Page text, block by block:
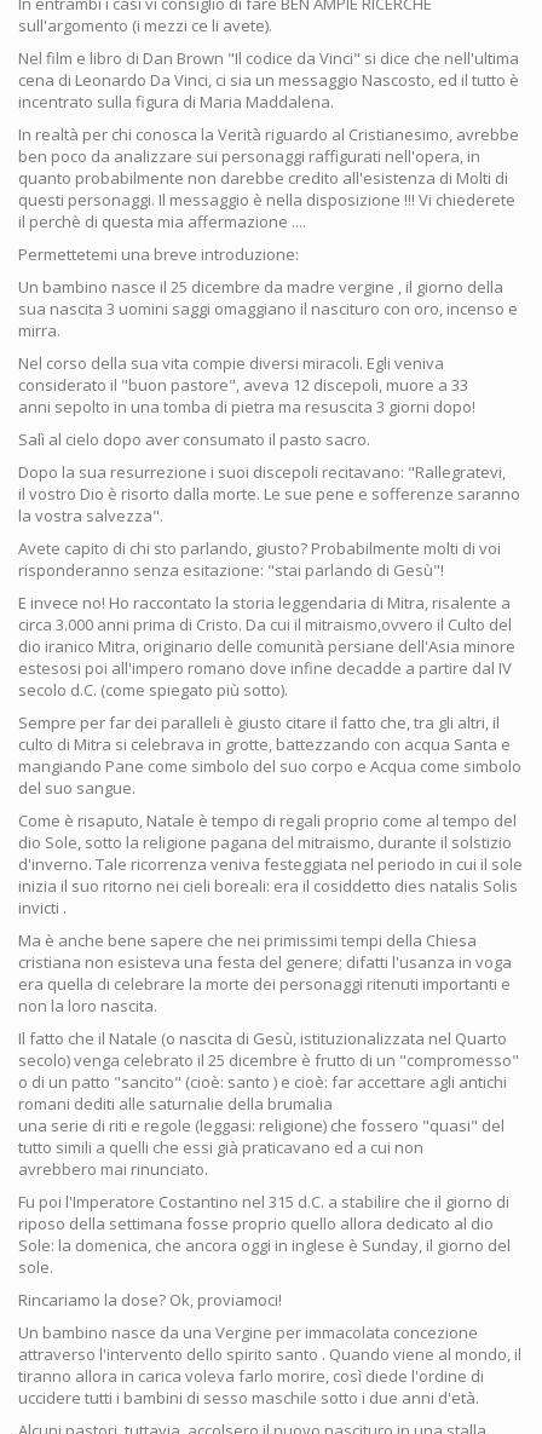
sull'argomento (i mezzi ce li avete).
Nel film e libro di Dan Brown "Il codice da Vinci" si dice che nell'ultima
cena di Leonardo Da Vinci, ci sia un messaggio Nascosto, ed il tutto è
incentrato sulla figura di Maria Maddalena.
In realtà per chi conosca la Verità riguardo al Cristianesimo, avrebbe
ben poco da analizzare sui personaggi raffigurati nell'opera, in
quanto probabilmente non darebbe credito all'esistenza di Molti di
questi personaggi. Il messaggio è nella disposizione !!! Vi chiederete
il perchè di questa mia affermazione ....
Permettetemi una breve introduzione:
Un bambino nasce il 25 dicembre da madre vergine , il giorno della
sua nascita 3 uomini saggi omaggiano il nascituro con oro, incenso e
mirra.
Nel corso della sua vita compie diversi miracoli. Egli veniva
considerato il "buon pastore", aveva 12 discepoli, muore a 33
anni sepolto in una tomba di pietra ma resuscita 3 giorni dopo!
Salì al cielo dopo aver consumato il pasto sacro.
Dopo la sua resurrezione i suoi discepoli recitavano: "Rallegratevi,
il vostro Dio è risorto dalla morte. Le sue pene e sofferenze saranno
la vostra salvezza".
Avete capito di chi sto parlando, giusto? Probabilmente molti di voi
risponderanno senza esitazione: "stai parlando di Gesù"!
E invece no! Ho raccontato la storia leggendaria di Mitra, risalente a
circa 3.000 anni prima di Cristo. Da cui il mitraismo,ovvero il Culto del
dio iranico Mitra, originario delle comunità persiane dell'Asia minore
estesosi poi all'impero romano dove infine decadde a partire dal IV
secolo d.C. (come spiegato più sotto).
Sempre per far dei paralleli è giusto citare il fatto che, tra gli altri, il
culto di Mitra si celebrava in grotte, battezzando con acqua Santa e
mangiando Pane come simbolo del suo corpo e Acqua come simbolo
del suo sangue.
Come è risaputo, Natale è tempo di regali proprio come al tempo del
dio Sole, sotto la religione pagana del mitraismo, durante il solstizio
d'inverno. Tale ricorrenza veniva festeggiata nel periodo in cui il sole
inizia il suo ritorno nei cieli boreali: era il cosiddetto dies natalis Solis
invicti .
Ma è anche bene sapere che nei primissimi tempi della Chiesa
cristiana non esisteva una festa del genere; difatti l'usanza in voga
era quella di celebrare la morte dei personaggi ritenuti importanti e
non la loro nascita.
Il fatto che il Natale (o nascita di Gesù, istituzionalizzata nel Quarto
secolo) venga celebrato il 25 dicembre è frutto di un "compromesso"
o di un patto "sancito" (cioè: santo ) e cioè: far accettare agli antichi
romani dediti alle saturnalie della brumalia
una serie di riti e regole (leggasi: religione) che fossero "quasi" del
tutto simili a quelli che essi già praticavano ed a cui non
avrebbero mai rinunciato.
Fu poi l'Imperatore Costantino nel 315 d.C. a stabilire che il giorno di
riposo della settimana fosse proprio quello allora dedicato al dio
Sole: la domenica, che ancora oggi in inglese è Sunday, il giorno del
sole.
Rincariamo la dose? Ok, proviamoci!
Un bambino nasce da una Vergine per immacolata concezione
attraverso l'intervento dello spirito santo . Quando viene al mondo, il
tiranno allora in carica voleva farlo morire, così diede l'ordine di
uccidere tutti i bambini di sesso maschile sotto i due anni d'età.